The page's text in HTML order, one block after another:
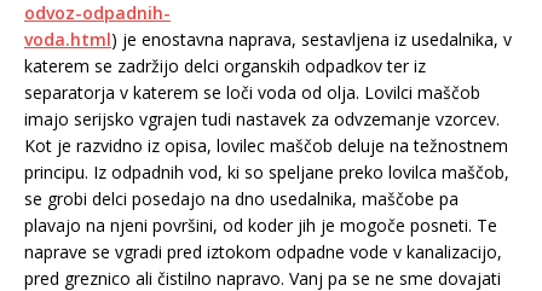
odvoz-odpadnih-
voda.html) je enostavna naprava, sestavljena iz usedalnika, v
katerem se zadržijo delci organskih odpadkov ter iz
separatorja v katerem se loči voda od olja. Lovilci maščob
imajo serijsko vgrajen tudi nastavek za odvzemanje vzorcev.
Kot je razvidno iz opisa, lovilec maščob deluje na težnostnem
principu. Iz odpadnih vod, ki so speljane preko lovilca maščob,
se grobi delci posedajo na dno usedalnika, maščobe pa
plavajo na njeni površini, od koder jih je mogoče posneti. Te
naprave se vgradi pred iztokom odpadne vode v kanalizacijo,
pred greznico ali čistilno napravo. Vanj pa se ne sme dovajati